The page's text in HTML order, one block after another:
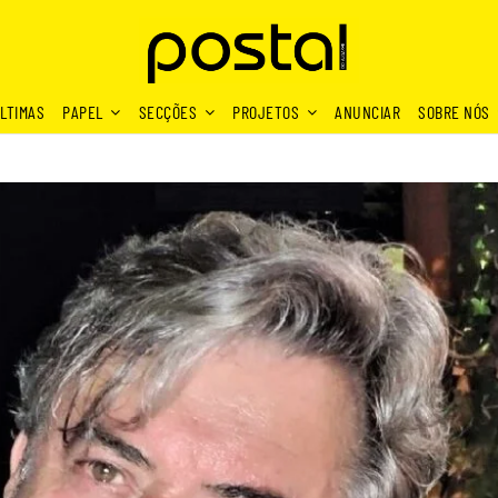
PAPEL SECÇÕES PROJETOS ANUNCIAR SOBRE NÓS